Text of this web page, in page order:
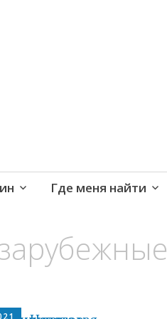
Где меня найти